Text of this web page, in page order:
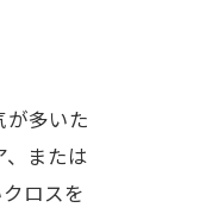
多いた
または
ロスを